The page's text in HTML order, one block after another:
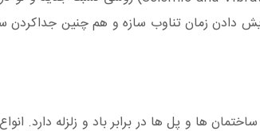
دادن زمان تناوب سازه و هم چنین جداکردن
ها و پل ها در برابر باد و زلزله دارد.